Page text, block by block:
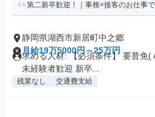
第二新卒歓迎！｜事務×接客のお仕事
静岡県湖西市新居町中之郷
月給19万5000円～25万円
求める人材: 【必須条件】 要普免
未経験者歓迎 新卒...
残業なし 交通費支給